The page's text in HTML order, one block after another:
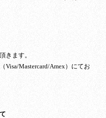
きます。
Visa/Mastercard/Amex）にてお